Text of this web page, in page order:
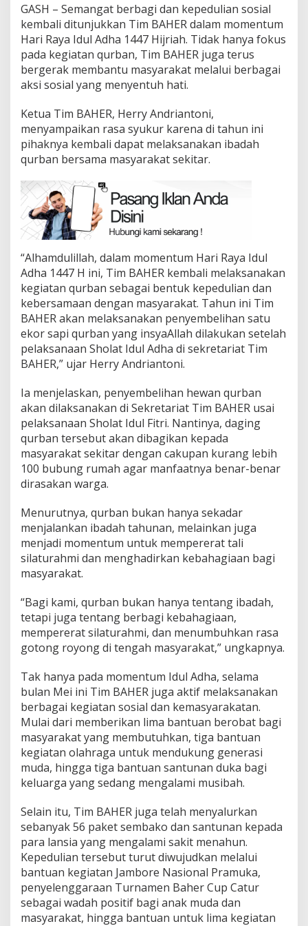
GASH – Semangat berbagi dan kepedulian sosial
kembali ditunjukkan Tim BAHER dalam momentum
Hari Raya Idul Adha 1447 Hijriah. Tidak hanya fokus
pada kegiatan qurban, Tim BAHER juga terus
bergerak membantu masyarakat melalui berbagai
aksi sosial yang menyentuh hati.
Ketua Tim BAHER, Herry Andriantoni,
menyampaikan rasa syukur karena di tahun ini
pihaknya kembali dapat melaksanakan ibadah
qurban bersama masyarakat sekitar.
“Alhamdulillah, dalam momentum Hari Raya Idul
Adha 1447 H ini, Tim BAHER kembali melaksanakan
kegiatan qurban sebagai bentuk kepedulian dan
kebersamaan dengan masyarakat. Tahun ini Tim
BAHER akan melaksanakan penyembelihan satu
ekor sapi qurban yang insyaAllah dilakukan setelah
pelaksanaan Sholat Idul Adha di sekretariat Tim
BAHER,” ujar Herry Andriantoni.
Ia menjelaskan, penyembelihan hewan qurban
akan dilaksanakan di Sekretariat Tim BAHER usai
pelaksanaan Sholat Idul Fitri. Nantinya, daging
qurban tersebut akan dibagikan kepada
masyarakat sekitar dengan cakupan kurang lebih
100 bubung rumah agar manfaatnya benar-benar
dirasakan warga.
Menurutnya, qurban bukan hanya sekadar
menjalankan ibadah tahunan, melainkan juga
menjadi momentum untuk mempererat tali
silaturahmi dan menghadirkan kebahagiaan bagi
masyarakat.
“Bagi kami, qurban bukan hanya tentang ibadah,
tetapi juga tentang berbagi kebahagiaan,
mempererat silaturahmi, dan menumbuhkan rasa
gotong royong di tengah masyarakat,” ungkapnya.
Tak hanya pada momentum Idul Adha, selama
bulan Mei ini Tim BAHER juga aktif melaksanakan
berbagai kegiatan sosial dan kemasyarakatan.
Mulai dari memberikan lima bantuan berobat bagi
masyarakat yang membutuhkan, tiga bantuan
kegiatan olahraga untuk mendukung generasi
muda, hingga tiga bantuan santunan duka bagi
keluarga yang sedang mengalami musibah.
Selain itu, Tim BAHER juga telah menyalurkan
sebanyak 56 paket sembako dan santunan kepada
para lansia yang mengalami sakit menahun.
Kepedulian tersebut turut diwujudkan melalui
bantuan kegiatan Jambore Nasional Pramuka,
penyelenggaraan Turnamen Baher Cup Catur
sebagai wadah positif bagi anak muda dan
masyarakat, hingga bantuan untuk lima kegiatan